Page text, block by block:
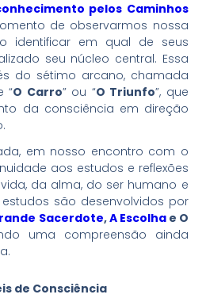
pelos Caminhos
de observarmos nossa
identificar em qual de seus
seu núcleo central. Essa
do sétimo arcano, chamada
“O Carro” ou “O Triunfo”, que
da consciência em direção
em nosso encontro com o
aos estudos e reflexões
da alma, do ser humano e
são desenvolvidos por
Sacerdote,A Escolhae O
uma compreensão ainda
de Consciência